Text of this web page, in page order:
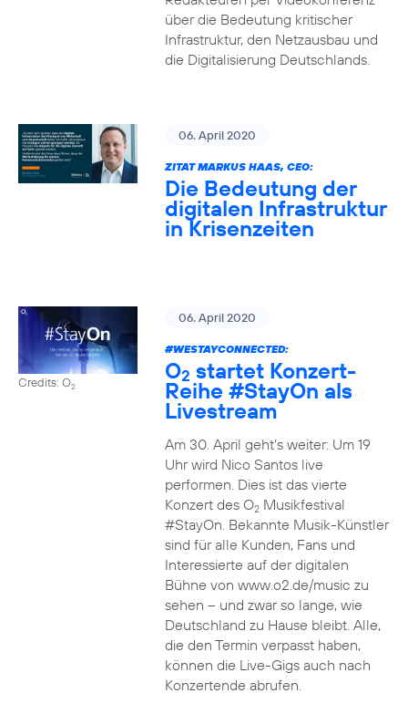
über die Bedeutung kritischer
Infrastruktur, den Netzausbau und
die Digitalisierung Deutschlands.
06. April 2020
ZITAT MARKUS HAAS, CEO:
Die Bedeutung der
digitalen Infrastruktur
in Krisenzeiten
Credits: O2
06. April 2020
#WESTAYCONNECTED:
O2 startet Konzert-
Reihe #StayOn als
Livestream
Am 30. April geht’s weiter: Um 19
Uhr wird Nico Santos live
performen. Dies ist das vierte
Konzert des O2Musikfestival
#StayOn. Bekannte Musik-Künstler
sind für alle Kunden, Fans und
Interessierte auf der digitalen
Bühne von www.o2.de/music zu
sehen – und zwar so lange, wie
Deutschland zu Hause bleibt. Alle,
die den Termin verpasst haben,
können die Live-Gigs auch nach
Konzertende abrufen.